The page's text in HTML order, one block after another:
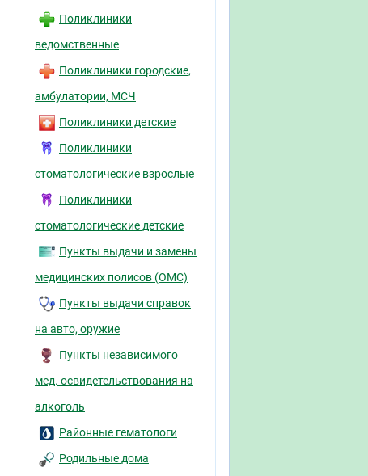
Поликлиники
ведомственные
Поликлиники городские,
амбулатории, МСЧ
Поликлиники детские
Поликлиники
стоматологические взрослые
Поликлиники
стоматологические детские
Пункты выдачи и замены
медицинских полисов (ОМС)
Пункты выдачи справок
на авто, оружие
Пункты независимого
мед. освидетельствования на
алкоголь
Районные гематологи
Родильные дома